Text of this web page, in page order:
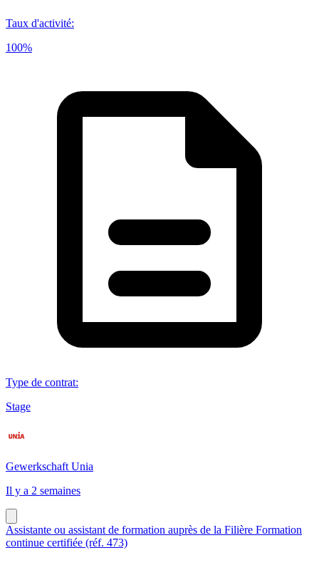
Taux d'activité:
100%
Type de contrat:
Stage
Gewerkschaft Unia
Il y a 2 semaines
Assistante ou assistant de formation auprès de la Filière Formation
continue certifiée (réf. 473)